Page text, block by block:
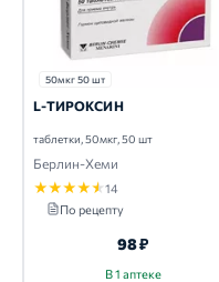
50мкг 50 шт
L-ТИРОКСИН
таблетки, 50мкг, 50 шт
Берлин-Хеми
★★★★★14
По рецепту
98 ₽
В 1 аптеке